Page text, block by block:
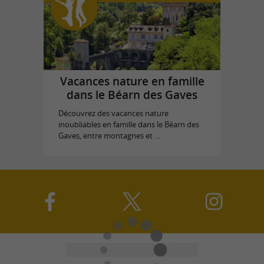
Vacances nature en famille
dans le Béarn des Gaves
Découvrez des vacances nature
inoubliables en famille dans le Béarn des
Gaves, entre montagnes et ...